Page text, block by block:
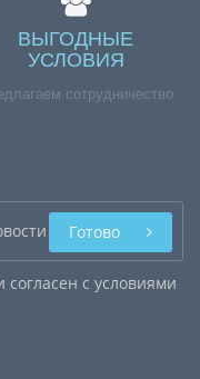
ВЫГОДНЫЕ
УСЛОВИЯ
сотрудничество
согласен с условиями
Готово